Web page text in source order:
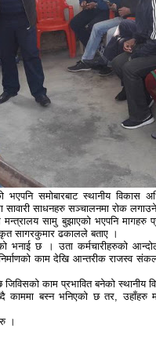
भएपनि समोबारबाट स्थानीय विकास
सावारी साधनहरु सञ्चालनमा रोक
सामु बुझाएको भएपनि मागहरु
सागरकुमार ढकालले बताए ।
भनाई छ । उता कर्मचारीहरुको
काम देखि आन्तरीक राजस्व
काम प्रभावित बनेको स्थानीय
काममा बस्न भनिएको छ तर, उहाँहरु
।